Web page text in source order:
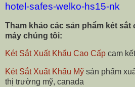
hotel-safes-welko-hs15-nk
Tham khảo các sản phẩm két
máy chúng tôi:
Két Sắt Xuất Khẩu Cao Cấp cam
Két Sắt Xuất Khẩu Mỹ sản phẩm
thị trường mỹ, canada